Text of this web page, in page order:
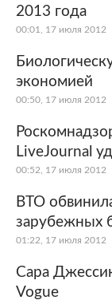
Мир
Наука
Из
2013 года
00:01, 17 июля 2012
экономией
00:50, 17 июля 2012
LiveJournal
00:52, 17 июля 2012
ВТО
зарубежных
01:22, 17 июля 2012
Сара
Vogue